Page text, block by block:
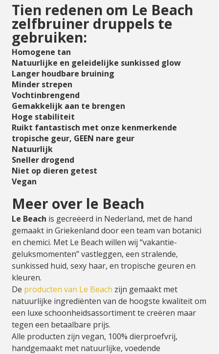
Tien redenen om Le Beach
zelfbruiner druppels te
gebruiken:
Homogene tan
Natuurlijke en geleidelijke sunkissed glow
Langer houdbare bruining
Minder strepen
Vochtinbrengend
Gemakkelijk aan te brengen
Hoge stabiliteit
Ruikt fantastisch met onze kenmerkende
tropische geur, GEEN nare geur
Natuurlijk
Sneller drogend
Niet op dieren getest
Vegan
Meer over le Beach
Le Beach is gecreëerd in Nederland, met de hand
gemaakt in Griekenland door een team van botanici
en chemici. Met Le Beach willen wij “vakantie-
geluksmomenten” vastleggen, een stralende,
sunkissed huid, sexy haar, en tropische geuren en
kleuren.
De producten van Le Beach zijn gemaakt met
natuurlijke ingrediënten van de hoogste kwaliteit om
een luxe schoonheidsassortiment te creëren maar
tegen een betaalbare prijs.
Alle producten zijn vegan, 100% dierproefvrij,
handgemaakt met natuurlijke, voedende